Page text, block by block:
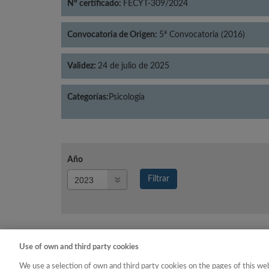
Nº certificado: FECYT-309/2024
Convocatoria de Origen: 5ª Convocatoria (2016)
Validez: 24 de julio de 2025
Categorías: Psicología
Año
Filtrar
Año
Use of own and third party cookies
We use a selection of own and third party cookies on the pages of this